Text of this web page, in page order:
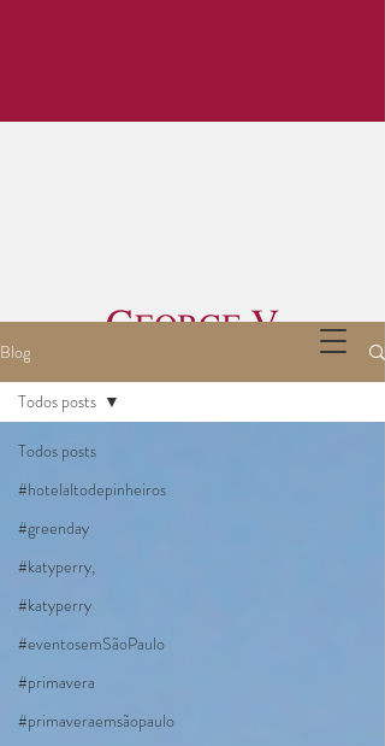
Blog
Todos posts
#hotelaltodepinheiros
#greenday
#katyperry,
#katyperry
#eventosemSãoPaulo
#primavera
#primaveraemsãopaulo
Todos posts